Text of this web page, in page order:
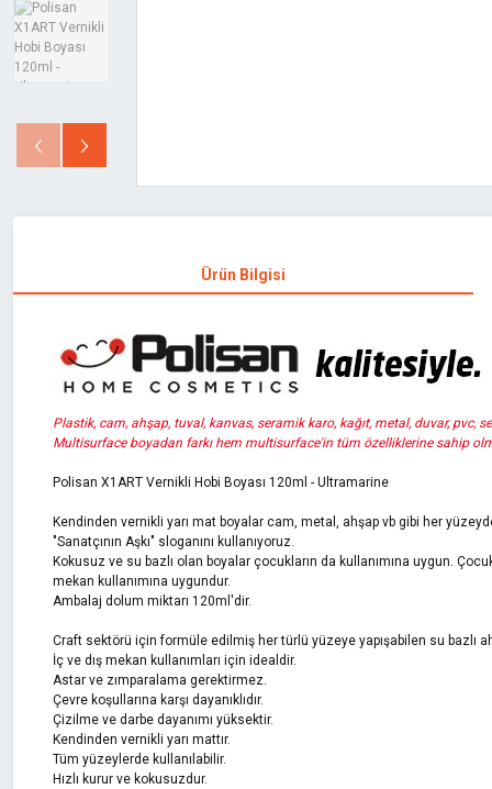
Ürün Bilgisi
Plastik, cam, ahşap, tuval, kanvas, seramik karo, kağıt, metal, duvar, pvc,
Multisurface boyadan farkı hem multisurface'in tüm özelliklerine sahip
Polisan X1ART Vernikli Hobi Boyası 120ml - Ultramarine
Kendinden vernikli yarı mat boyalar cam, metal, ahşap vb gibi her
"Sanatçının Aşkı" sloganını kullanıyoruz.
Kokusuz ve su bazlı olan boyalar çocukların da kullanımına uygun.
mekan kullanımına uygundur.
Ambalaj dolum miktarı 120ml'dir.
Craft sektörü için formüle edilmiş her türlü yüzeye yapışabilen su bazlı
İç ve dış mekan kullanımları için idealdir.
Astar ve zımparalama gerektirmez.
Çevre koşullarına karşı dayanıklıdır.
Çizilme ve darbe dayanımı yüksektir.
Kendinden vernikli yarı mattır.
Tüm yüzeylerde kullanılabilir.
Hızlı kurur ve kokusuzdur.